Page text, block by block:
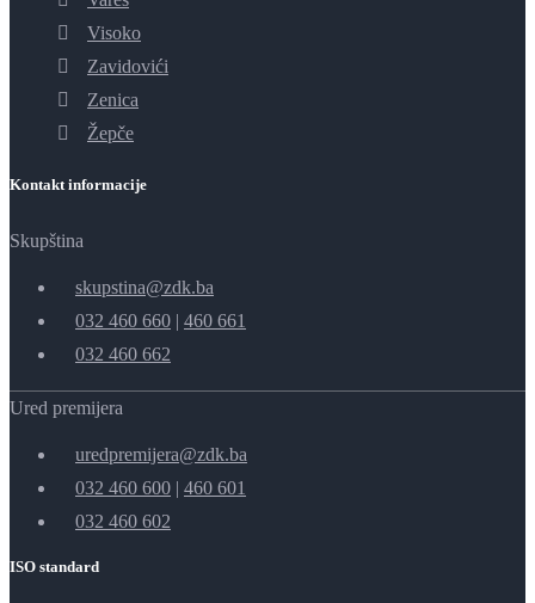
Visoko
Zavidovići
Zenica
Žepče
Kontakt informacije
Skupština
skupstina@zdk.ba
032 460 660 | 460 661
032 460 662
Ured premijera
uredpremijera@zdk.ba
032 460 600 | 460 601
032 460 602
ISO standard